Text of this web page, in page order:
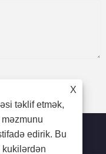
X
təklif etmək,
edirik. Bu
kukilərdən